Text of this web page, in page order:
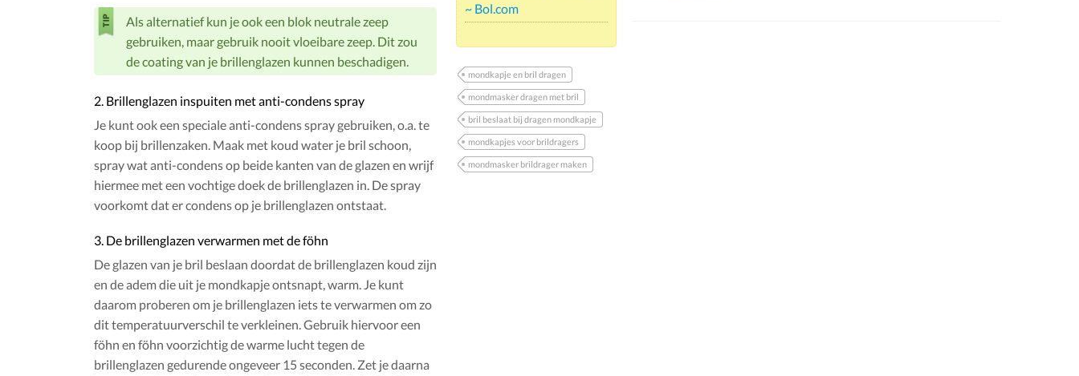
~ Bol.com
mondkapje en bril dragen
mondmasker dragen met bril
bril beslaat bij dragen mondkapje
mondkapjes voor brildragers
mondmasker brildrager maken
Als alternatief kun je ook een blok neutrale zeep
gebruiken, maar gebruik nooit vloeibare zeep. Dit zou
de coating van je brillenglazen kunnen beschadigen.
2. Brillenglazen inspuiten met anti-condens spray
Je kunt ook een speciale anti-condens spray gebruiken, o.a. te
koop bij brillenzaken. Maak met koud water je bril schoon,
spray wat anti-condens op beide kanten van de glazen en wrijf
hiermee met een vochtige doek de brillenglazen in. De spray
voorkomt dat er condens op je brillenglazen ontstaat.
3. De brillenglazen verwarmen met de föhn
De glazen van je bril beslaan doordat de brillenglazen koud zijn
en de adem die uit je mondkapje ontsnapt, warm. Je kunt
daarom proberen om je brillenglazen iets te verwarmen om zo
dit temperatuurverschil te verkleinen. Gebruik hiervoor een
föhn en föhn voorzichtig de warme lucht tegen de
brillenglazen gedurende ongeveer 15 seconden. Zet je daarna